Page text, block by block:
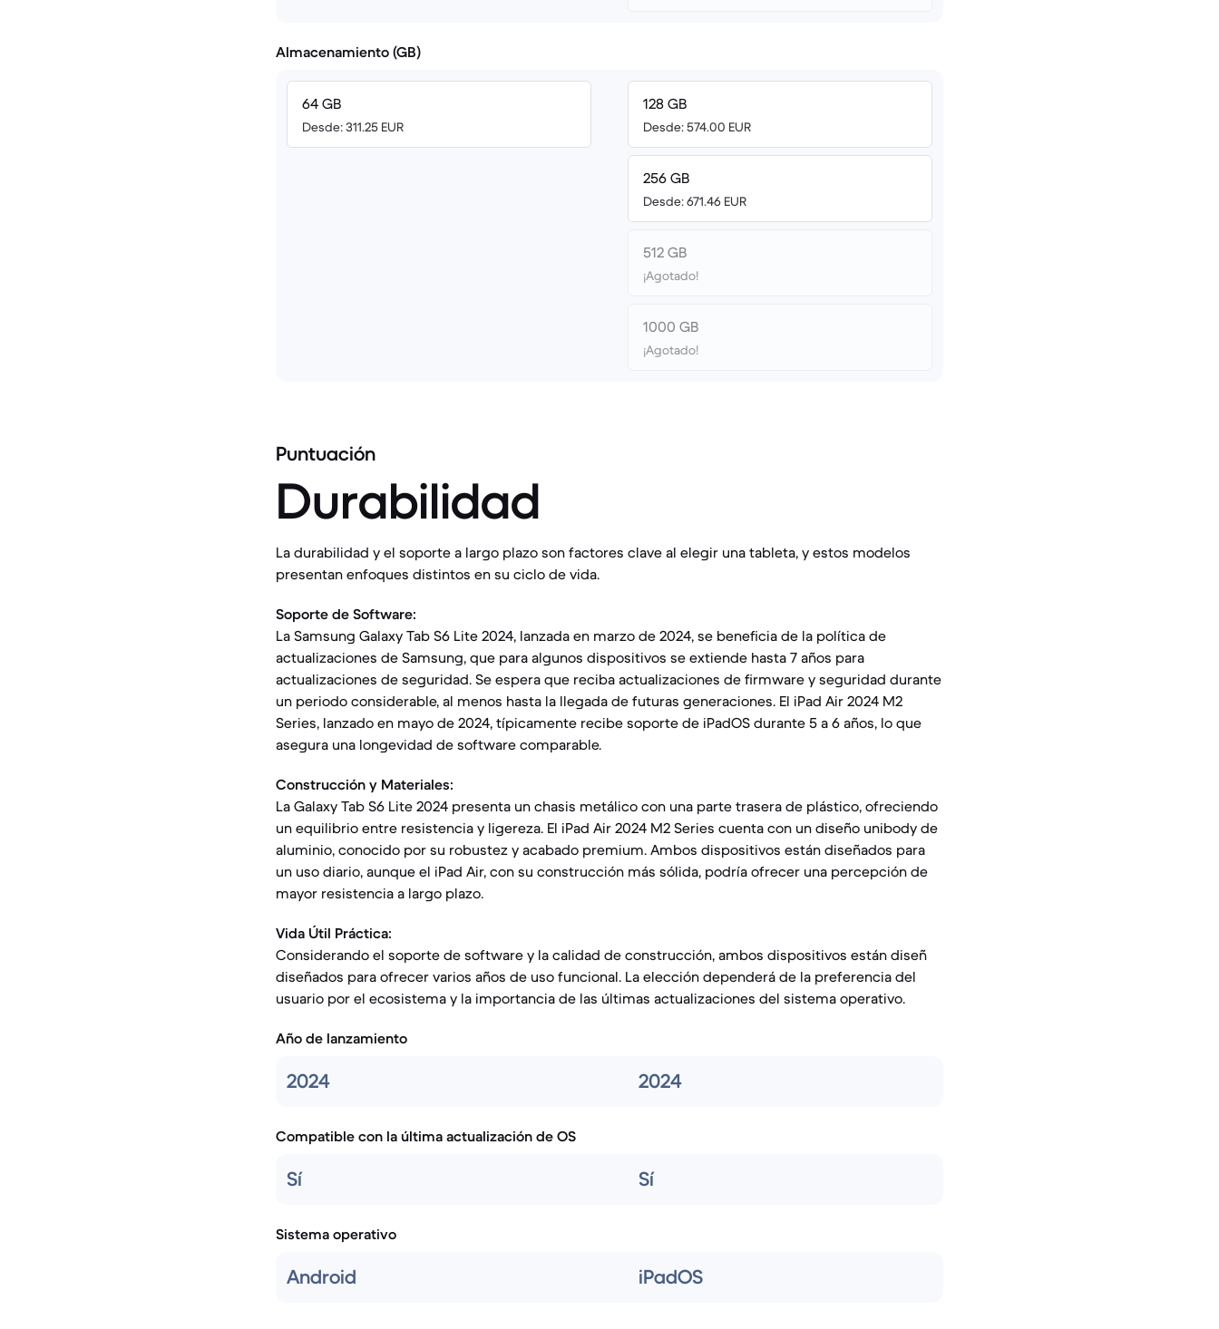
Almacenamiento (GB)
64 GB
Desde: 311.25 EUR
128 GB
Desde: 574.00 EUR
256 GB
Desde: 671.46 EUR
512 GB
¡Agotado!
1000 GB
¡Agotado!
Puntuación
Durabilidad
La durabilidad y el soporte a largo plazo son factores clave al elegir una tableta, y estos modelos
presentan enfoques distintos en su ciclo de vida.
Soporte de Software:
La Samsung Galaxy Tab S6 Lite 2024, lanzada en marzo de 2024, se beneficia de la política de
actualizaciones de Samsung, que para algunos dispositivos se extiende hasta 7 años para
actualizaciones de seguridad. Se espera que reciba actualizaciones de firmware y seguridad durante
un periodo considerable, al menos hasta la llegada de futuras generaciones. El iPad Air 2024 M2
Series, lanzado en mayo de 2024, típicamente recibe soporte de iPadOS durante 5 a 6 años, lo que
asegura una longevidad de software comparable.
Construcción y Materiales:
La Galaxy Tab S6 Lite 2024 presenta un chasis metálico con una parte trasera de plástico, ofreciendo
un equilibrio entre resistencia y ligereza. El iPad Air 2024 M2 Series cuenta con un diseño unibody de
aluminio, conocido por su robustez y acabado premium. Ambos dispositivos están diseñados para
un uso diario, aunque el iPad Air, con su construcción más sólida, podría ofrecer una percepción de
mayor resistencia a largo plazo.
Vida Útil Práctica:
Considerando el soporte de software y la calidad de construcción, ambos dispositivos están diseñ
diseñados para ofrecer varios años de uso funcional. La elección dependerá de la preferencia del
usuario por el ecosistema y la importancia de las últimas actualizaciones del sistema operativo.
Año de lanzamiento
2024 2024
Compatible con la última actualización de OS
Sí Sí
Sistema operativo
Android iPadOS